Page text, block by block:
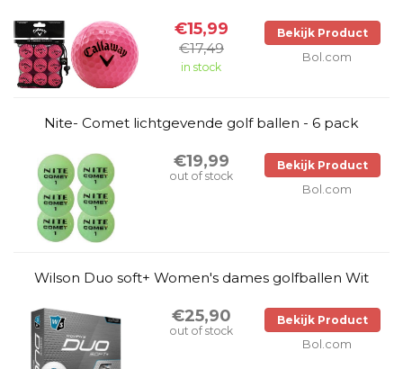
€15,99
€17,49
in stock
Bekijk Product
Bol.com
Nite- Comet lichtgevende golf ballen - 6 pack
€19,99
out of stock
Bekijk Product
Bol.com
Wilson Duo soft+ Women's dames golfballen Wit
€25,90
out of stock
Bekijk Product
Bol.com